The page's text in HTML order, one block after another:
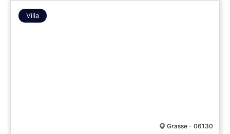
Villa
Grasse - 06130